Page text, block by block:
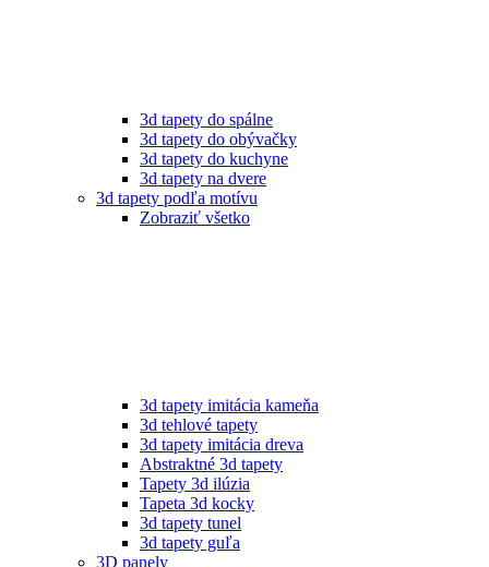
3d tapety do spálne
3d tapety do obývačky
3d tapety do kuchyne
3d tapety na dvere
3d tapety podľa motívu
Zobraziť všetko
3d tapety imitácia kameňa
3d tehlové tapety
3d tapety imitácia dreva
Abstraktné 3d tapety
Tapety 3d ilúzia
Tapeta 3d kocky
3d tapety tunel
3d tapety guľa
3D panely